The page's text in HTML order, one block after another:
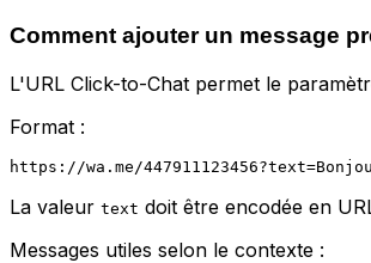
Comment ajouter un message
L'URL Click-to-Chat permet le
Format :
La valeur text doit être encodée en
Messages utiles selon le contexte :